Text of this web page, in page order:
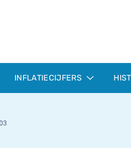
INFLATIECIJFERS